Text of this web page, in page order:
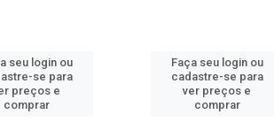
seu login ou
se para
preços e
comprar
Faça seu login ou
cadastre-se para
ver preços e
comprar